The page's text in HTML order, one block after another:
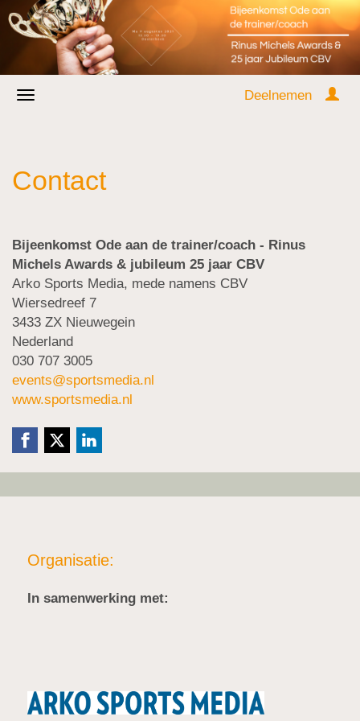
Deelnemen
Contact
Bijeenkomst Ode aan de trainer/coach - Rinus
Michels Awards & jubileum 25 jaar CBV
Arko Sports Media, mede namens CBV
Wiersedreef 7
3433 ZX Nieuwegein
Nederland
030 707 3005
events@sportsmedia.nl
www.sportsmedia.nl
Organisatie:
In samenwerking met: